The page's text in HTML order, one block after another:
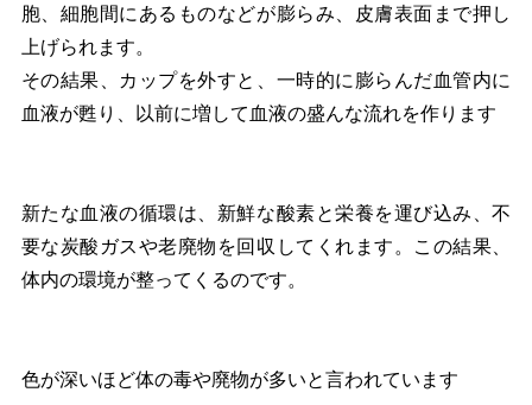
胞、細胞間にあるものなどが膨らみ、皮膚表面まで押し
上げられます。
その結果、カップを外すと、一時的に膨らんだ血管内に
血液が甦り、以前に増して血液の盛んな流れを作ります
新たな血液の循環は、新鮮な酸素と栄養を運び込み、不
要な炭酸ガスや老廃物を回収してくれます。この結果、
体内の環境が整ってくるのです。
色が深いほど体の毒や廃物が多いと言われています